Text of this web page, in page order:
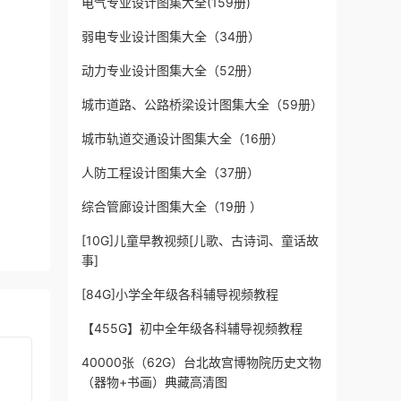
弱电专业设计图集大全（34册）
动力专业设计图集大全（52册）
城市道路、公路桥梁设计图集大全（59册）
城市轨道交通设计图集大全（16册）
人防工程设计图集大全（37册）
综合管廊设计图集大全（19册 ）
[10G]儿童早教视频[儿歌、古诗词、童话故
事]
[84G]小学全年级各科辅导视频教程
【455G】初中全年级各科辅导视频教程
40000张（62G）台北故宫博物院历史文物
（器物+书画）典藏高清图